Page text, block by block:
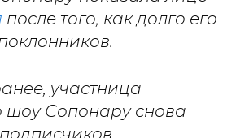
после того, как долго его
участница
шоу Сопонару снова